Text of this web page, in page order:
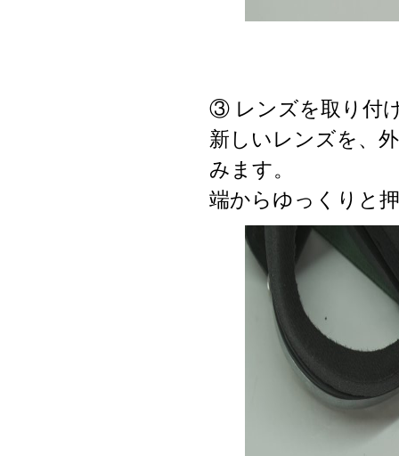
③ レンズを取り付
新しいレンズを、
みます。
端からゆっくりと